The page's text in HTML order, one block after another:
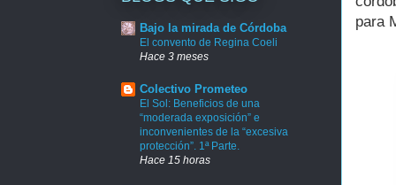
para
Bajo la mirada de Córdoba
El convento de Regina Coeli
Hace 3 meses
Colectivo Prometeo
El Sol: Beneficios de una
“moderada exposición” e
inconvenientes de la “excesiva
protección”. 1ª Parte.
Hace 15 horas